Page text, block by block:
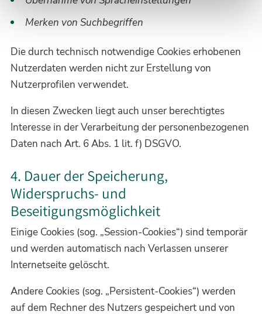
Merken von Suchbegriffen
Die durch technisch notwendige Cookies erhobenen
Nutzerdaten werden nicht zur Erstellung von
Nutzerprofilen verwendet.
In diesen Zwecken liegt auch unser berechtigtes
Interesse in der Verarbeitung der personenbezogenen
Daten nach Art. 6 Abs. 1 lit. f) DSGVO.
4. Dauer der Speicherung,
Widerspruchs- und
Beseitigungsmöglichkeit
Einige Cookies (sog. „Session-Cookies“) sind temporär
und werden automatisch nach Verlassen unserer
Internetseite gelöscht.
Andere Cookies (sog. „Persistent-Cookies“) werden
auf dem Rechner des Nutzers gespeichert und von